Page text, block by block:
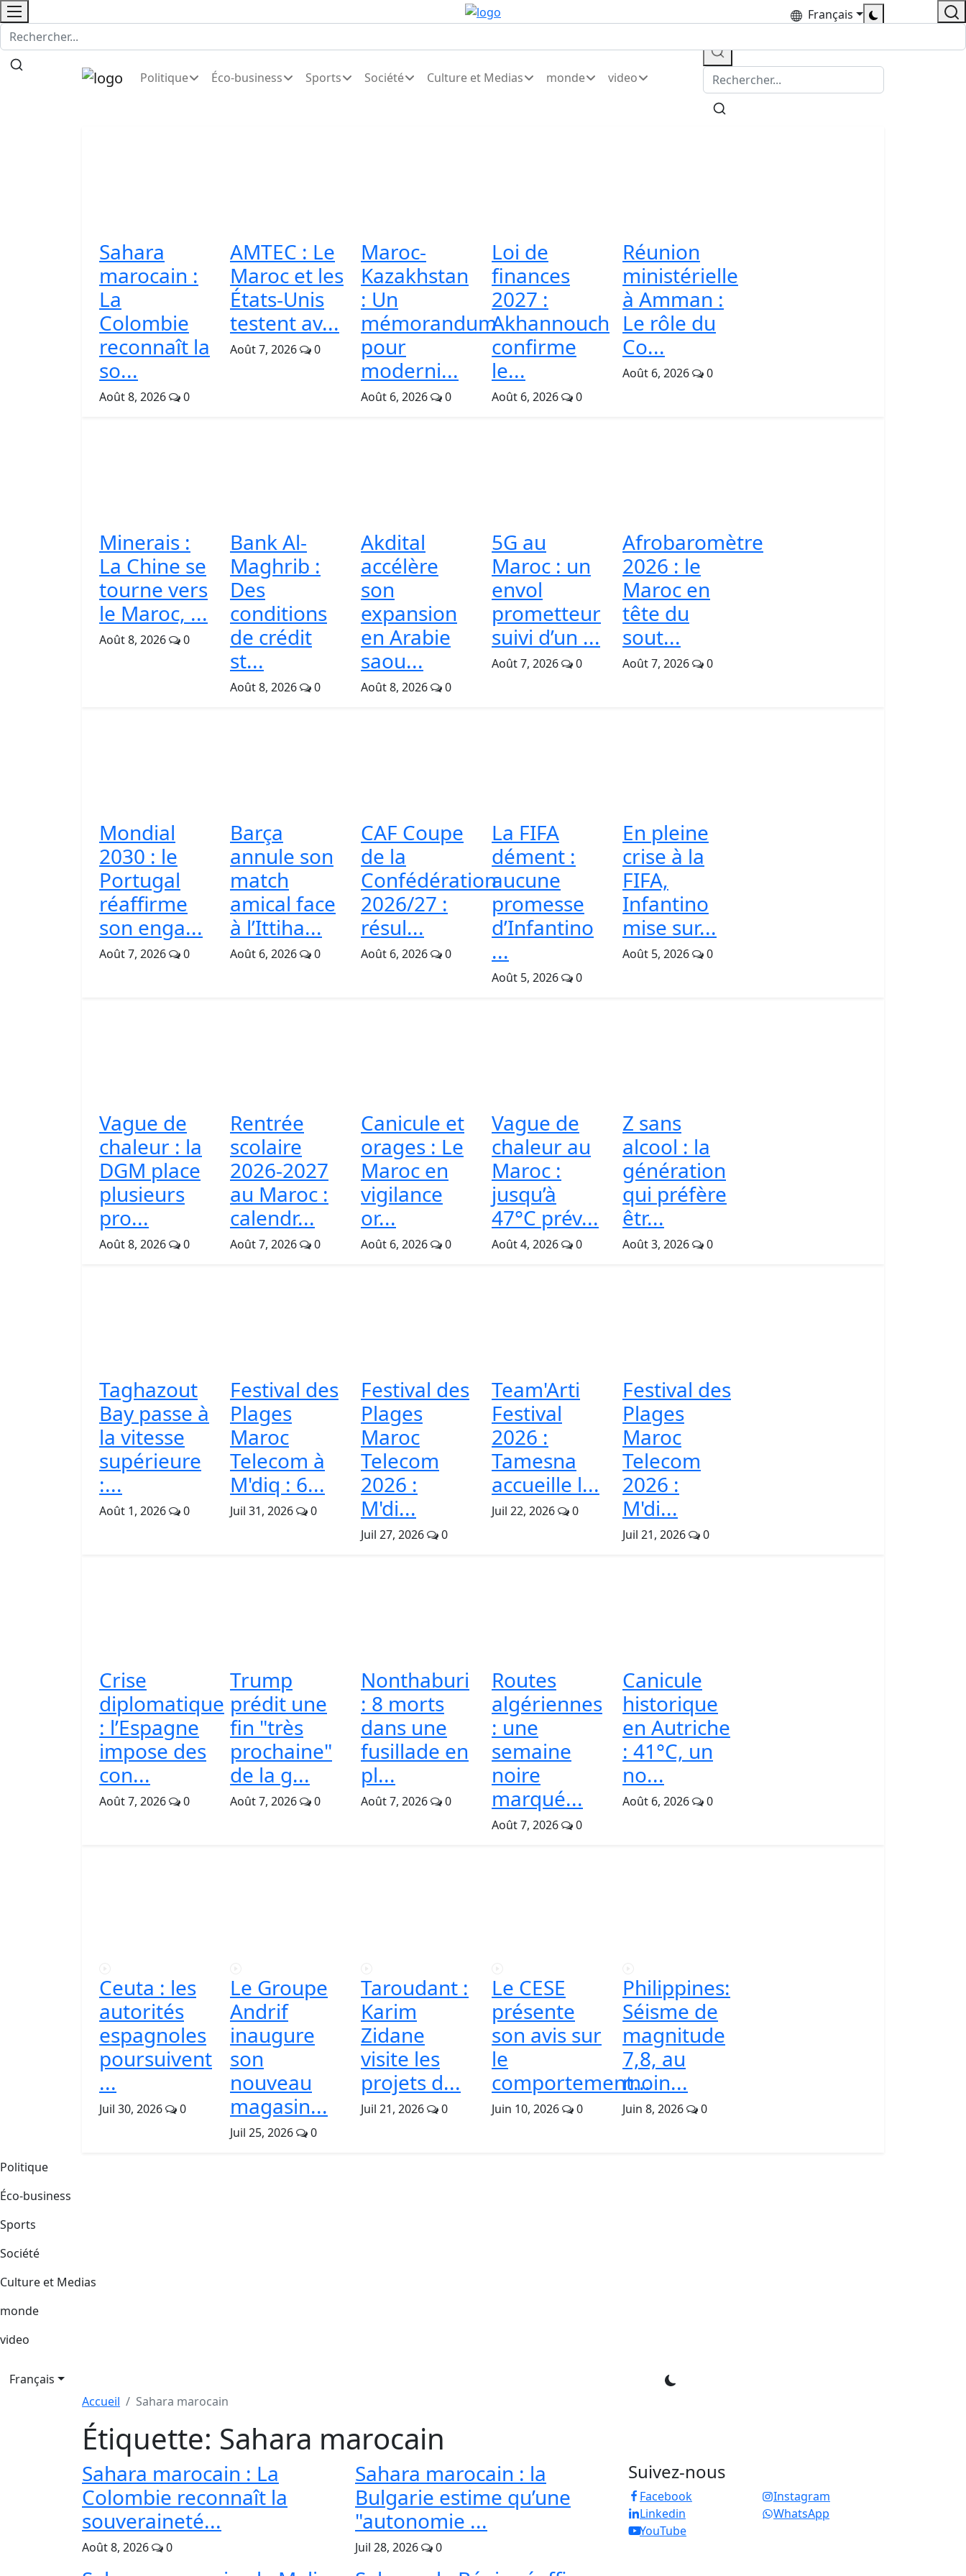
Français
Politique Éco-business Sports Société Culture et Medias monde video
Sahara
marocain :
La
Colombie
reconnaît la
so...
Août 8, 2026 0
AMTEC : Le
Maroc et les
États-Unis
testent av...
Août 7, 2026 0
Maroc-
Kazakhstan
: Un
mémorandum
pour
moderni...
Août 6, 2026 0
Loi de
finances
2027 :
Akhannouch
confirme
le...
Août 6, 2026 0
Réunion
ministérielle
à Amman :
Le rôle du
Co...
Août 6, 2026 0
Minerais :
La Chine se
tourne vers
le Maroc, ...
Août 8, 2026 0
Bank Al-
Maghrib :
Des
conditions
de crédit
st...
Août 8, 2026 0
Akdital
accélère
son
expansion
en Arabie
saou...
Août 8, 2026 0
5G au
Maroc : un
envol
prometteur
suivi d’un ...
Août 7, 2026 0
Afrobaromètre
2026 : le
Maroc en
tête du
sout...
Août 7, 2026 0
Mondial
2030 : le
Portugal
réaffirme
son enga...
Août 7, 2026 0
Barça
annule son
match
amical face
à l’Ittiha...
Août 6, 2026 0
CAF Coupe
de la
Confédération
2026/27 :
résul...
Août 6, 2026 0
La FIFA
dément :
aucune
promesse
d’Infantino
...
Août 5, 2026 0
En pleine
crise à la
FIFA,
Infantino
mise sur...
Août 5, 2026 0
Vague de
chaleur : la
DGM place
plusieurs
pro...
Août 8, 2026 0
Rentrée
scolaire
2026-2027
au Maroc :
calendr...
Août 7, 2026 0
Canicule et
orages : Le
Maroc en
vigilance
or...
Août 6, 2026 0
Vague de
chaleur au
Maroc :
jusqu’à
47°C prév...
Août 4, 2026 0
Z sans
alcool : la
génération
qui préfère
êtr...
Août 3, 2026 0
Taghazout
Bay passe à
la vitesse
supérieure
:...
Août 1, 2026 0
Festival des
Plages
Maroc
Telecom à
M'diq : 6...
Juil 31, 2026 0
Festival des
Plages
Maroc
Telecom
2026 :
M'di...
Juil 27, 2026 0
Team'Arti
Festival
2026 :
Tamesna
accueille l...
Juil 22, 2026 0
Festival des
Plages
Maroc
Telecom
2026 :
M'di...
Juil 21, 2026 0
Crise
diplomatique
: l’Espagne
impose des
con...
Août 7, 2026 0
Trump
prédit une
fin "très
prochaine"
de la g...
Août 7, 2026 0
Nonthaburi
: 8 morts
dans une
fusillade en
pl...
Août 7, 2026 0
Routes
algériennes
: une
semaine
noire
marqué...
Août 7, 2026 0
Canicule
historique
en Autriche
: 41°C, un
no...
Août 6, 2026 0
Ceuta : les
autorités
espagnoles
poursuivent
...
Juil 30, 2026 0
Le Groupe
Andrif
inaugure
son
nouveau
magasin...
Juil 25, 2026 0
Taroudant :
Karim
Zidane
visite les
projets d...
Juil 21, 2026 0
Le CESE
présente
son avis sur
le
comportement...
Juin 10, 2026 0
Philippines:
Séisme de
magnitude
7,8, au
moin...
Juin 8, 2026 0
Politique
Éco-business
Sports
Société
Culture et Medias
monde
video
Français
Accueil
Sahara marocain
Étiquette: Sahara marocain
Sahara marocain : La
Colombie reconnaît la
souveraineté...
Août 8, 2026 0
Sahara marocain : la
Bulgarie estime qu’une
"autonomie ...
Juil 28, 2026 0
Suivez-nous
Facebook
Instagram
Linkedin
WhatsApp
YouTube